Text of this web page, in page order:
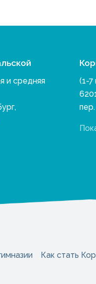
и средняя
(1-7
Как стать